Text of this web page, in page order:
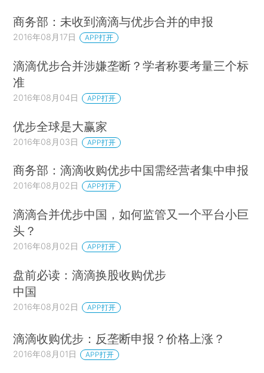
商务部：未收到滴滴与优步合并的申报
2016年08月17日 APP打开
滴滴优步合并涉嫌垄断？学者称要考量三个标
准
2016年08月04日 APP打开
优步全球是大赢家
2016年08月03日 APP打开
商务部：滴滴收购优步中国需经营者集中申报
2016年08月02日 APP打开
滴滴合并优步中国，如何监管又一个平台小巨
头？
2016年08月02日 APP打开
盘前必读：滴滴换股收购优步
中国
2016年08月02日 APP打开
滴滴收购优步：反垄断申报？价格上涨？
2016年08月01日 APP打开